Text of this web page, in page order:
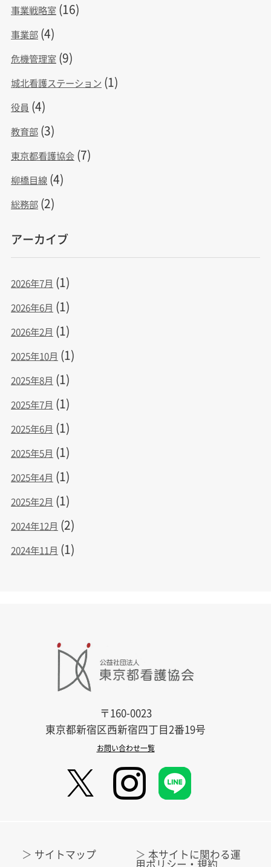
事業戦略室 (16)
事業部 (4)
危機管理室 (9)
城北看護ステーション (1)
役員 (4)
教育部 (3)
東京都看護協会 (7)
柳橋目線 (4)
総務部 (2)
アーカイブ
2026年7月 (1)
2026年6月 (1)
2026年2月 (1)
2025年10月 (1)
2025年8月 (1)
2025年7月 (1)
2025年6月 (1)
2025年5月 (1)
2025年4月 (1)
2025年2月 (1)
2024年12月 (2)
2024年11月 (1)
〒160-0023
東京都新宿区西新宿四丁目2番19号
お問い合わせ一覧
サイトマップ 本サイトに関わる運